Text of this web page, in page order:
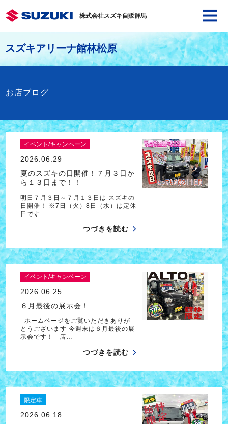
株式会社スズキ自販群馬
スズキアリーナ館林松原
お店ブログ
イベント/キャンペーン
2026.06.29
夏のスズキの日開催！７月３日か
ら１３日まで！！
明日７月３日～７月１３日は スズキの
日開催！ ※7日（火）8日（水）は定休
日です …
つづきを読む
イベント/キャンペーン
2026.06.25
６月最後の展示会！
ホームページをご覧いただきありが
とうございます 今週末は６月最後の展
示会です！ 店…
つづきを読む
限定車
2026.06.18